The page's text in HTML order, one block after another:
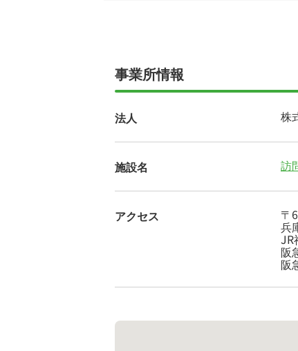
事業所情報
法人 株
施設名 訪
アクセス 〒
兵
JR
阪
阪